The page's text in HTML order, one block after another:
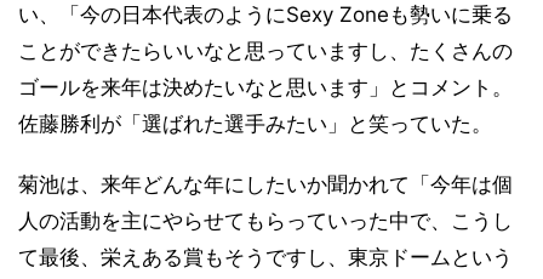
い、「今の日本代表のようにSexy Zoneも勢いに乗る
ことができたらいいなと思っていますし、たくさんの
ゴールを来年は決めたいなと思います」とコメント。
佐藤勝利が「選ばれた選手みたい」と笑っていた。
菊池は、来年どんな年にしたいか聞かれて「今年は個
人の活動を主にやらせてもらっていった中で、こうし
て最後、栄えある賞もそうですし、東京ドームという